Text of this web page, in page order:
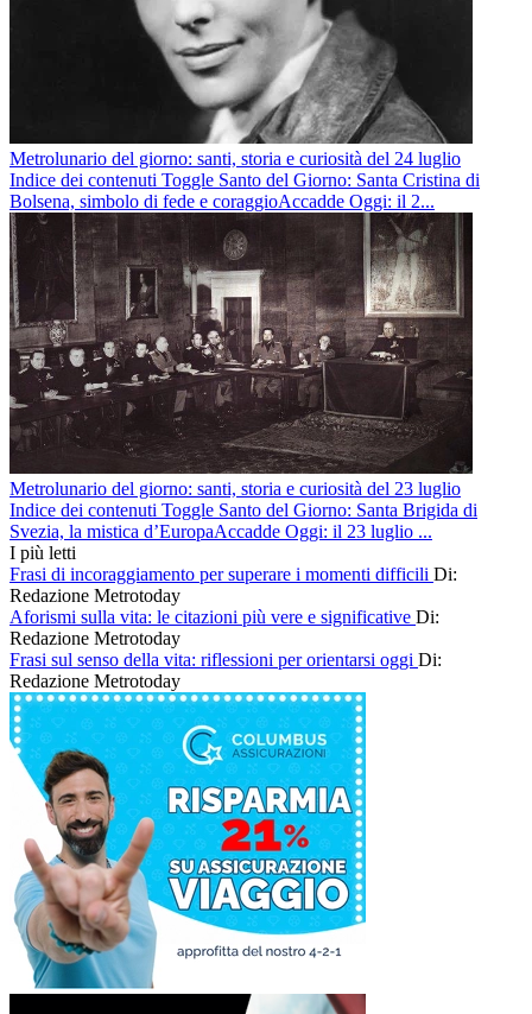
Metrolunario del giorno: santi, storia e curiosità del 24 luglio
Indice dei contenuti Toggle Santo del Giorno: Santa Cristina di
Bolsena, simbolo di fede e coraggioAccadde Oggi: il 2...
Metrolunario del giorno: santi, storia e curiosità del 23 luglio
Indice dei contenuti Toggle Santo del Giorno: Santa Brigida di
Svezia, la mistica d’EuropaAccadde Oggi: il 23 luglio ...
I più letti
Frasi di incoraggiamento per superare i momenti difficili Di:
Redazione Metrotoday
Aforismi sulla vita: le citazioni più vere e significative Di:
Redazione Metrotoday
Frasi sul senso della vita: riflessioni per orientarsi oggi Di:
Redazione Metrotoday